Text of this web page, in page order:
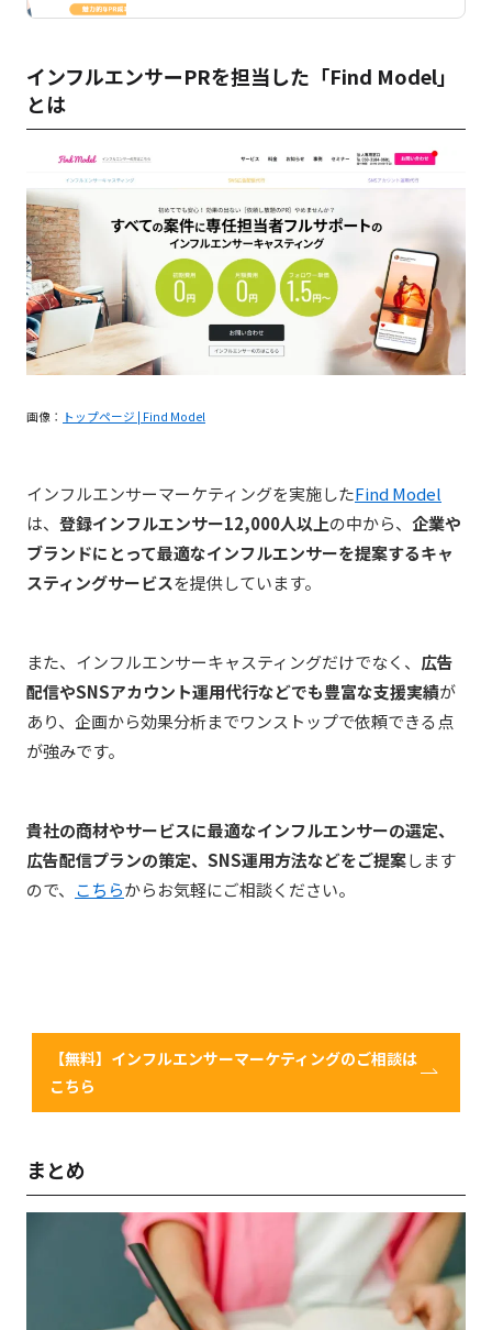
インフルエンサーPRを担当した「Find Model」
とは
画像： トップページ | Find Model
インフルエンサーマーケティングを実施したFind Model
は、 登録インフルエンサー12,000人以上の中から、 企業や
ブランドにとって最適なインフルエンサーを提案するキャ
スティングサービスを提供しています。
また、インフルエンサーキャスティングだけでなく、 広告
配信やSNSアカウント運用代行などでも豊富な支援実績が
あり、企画から効果分析までワンストップで依頼できる点
が強みです。
貴社の商材やサービスに最適なインフルエンサーの選定、
広告配信プランの策定、SNS運用方法などをご提案します
ので、 こちらからお気軽にご相談ください。
【無料】インフルエンサーマーケティングのご相談は
こちら
まとめ